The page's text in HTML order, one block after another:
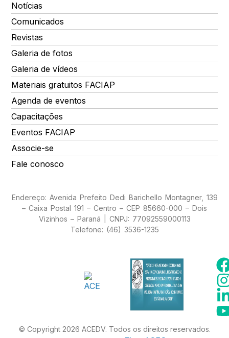
Notícias
Comunicados
Revistas
Galeria de fotos
Galeria de vídeos
Materiais gratuitos FACIAP
Agenda de eventos
Capacitações
Eventos FACIAP
Associe-se
Fale conosco
Endereço: Avenida Prefeito Dedi Barichello Montagner, 139
– Caixa Postal 191 – Centro – CEP 85660-000 – Dois
Vizinhos – Paraná | CNPJ: 77092559000113
Telefone: (46) 3536-1235
© Copyright 2026 ACEDV. Todos os direitos reservados.